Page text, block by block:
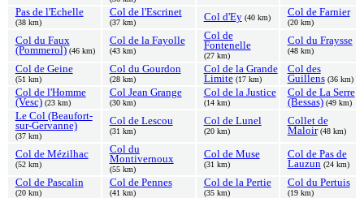
Pas de l'Echelle
(38 km)
Col de l'Escrinet
(37 km) Col d'Ey (40 km) Col de Farnier
(20 km)
Col du Faux
(Pommerol) (46 km)
Col de la Fayolle
(43 km)
Col de
Fontenelle
(27 km)
Col du Fraysse
(48 km)
Col de Geine
(51 km)
Col du Gourdon
(28 km)
Col de la Grande
Limite (17 km)
Col des
Guillens (36 km)
Col de l'Homme
(Vesc) (23 km)
Col Jean Grange
(30 km)
Col de la Justice
(14 km)
Col de La Serre
(Bessas) (49 km)
Le Col (Beaufort-
sur-Gervanne)
(37 km)
Col de Lescou
(31 km)
Col de Lunel
(20 km)
Collet de
Maloir (48 km)
Col de Mézilhac
(52 km)
Col du
Montivernoux
(55 km)
Col de Muse
(31 km)
Col de Pas de
Lauzun (24 km)
Col de Pascalin
(20 km)
Col de Pennes
(41 km)
Col de la Pertie
(35 km)
Col du Pertuis
(19 km)